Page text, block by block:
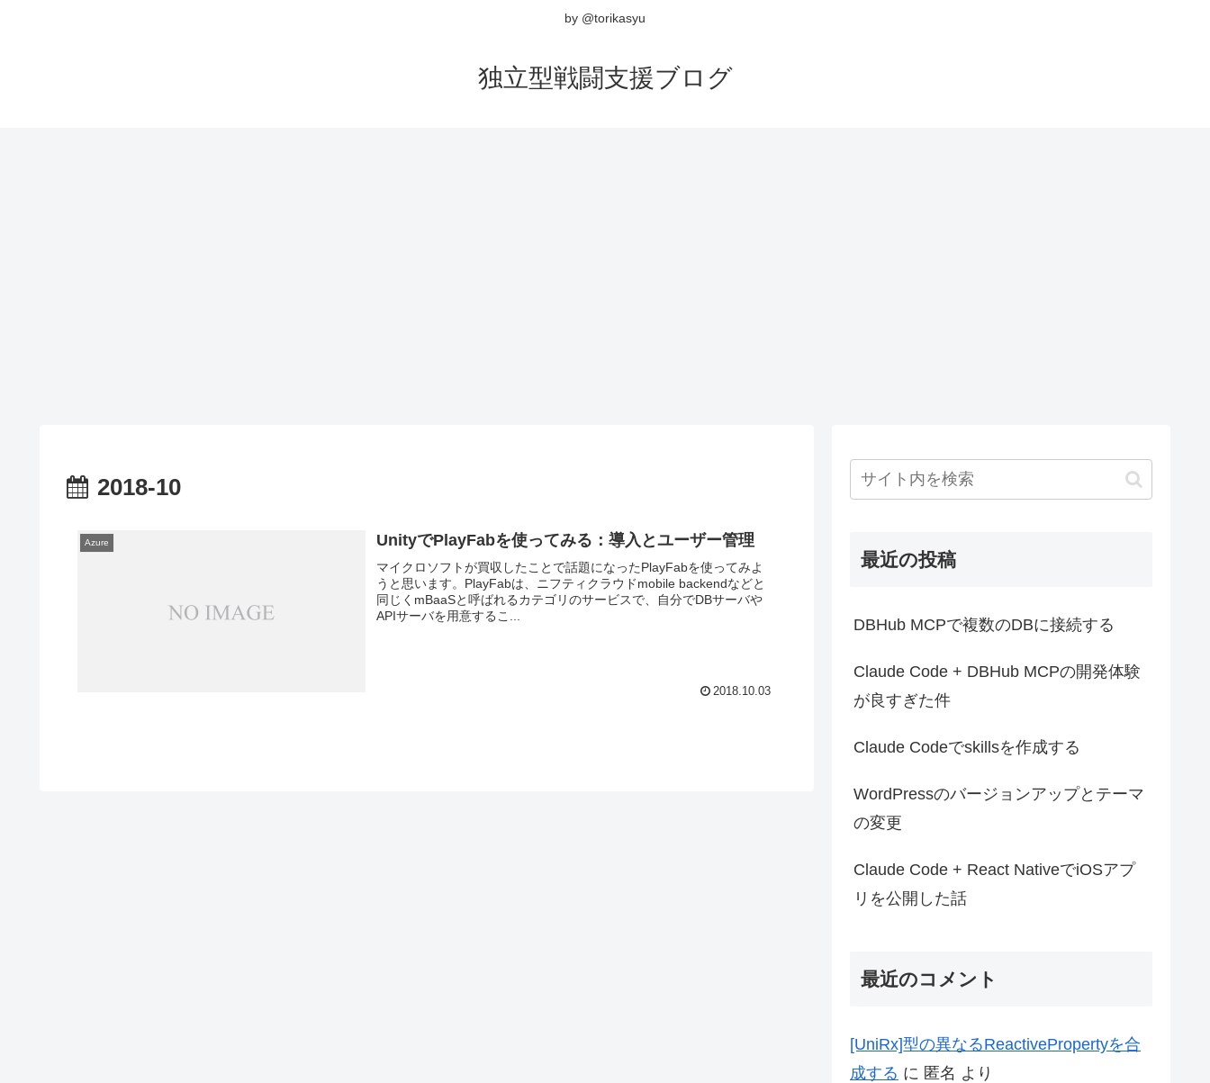
by @torikasyu
独立型戦闘支援ブログ
2018-10
Azure UnityでPlayFabを使ってみる：導入とユーザー管理
マイクロソフトが買収したことで話題になったPlayFabを使ってみよ
うと思います。PlayFabは、ニフティクラウドmobile backendなどと
同じくmBaaSと呼ばれるカテゴリのサービスで、自分でDBサーバや
APIサーバを用意するこ...
2018.10.03
最近の投稿
DBHub MCPで複数のDBに接続する
Claude Code + DBHub MCPの開発体験
が良すぎた件
Claude Codeでskillsを作成する
WordPressのバージョンアップとテーマ
の変更
Claude Code + React NativeでiOSアプ
リを公開した話
最近のコメント
[UniRx]型の異なるReactivePropertyを合
成する に 匿名 より